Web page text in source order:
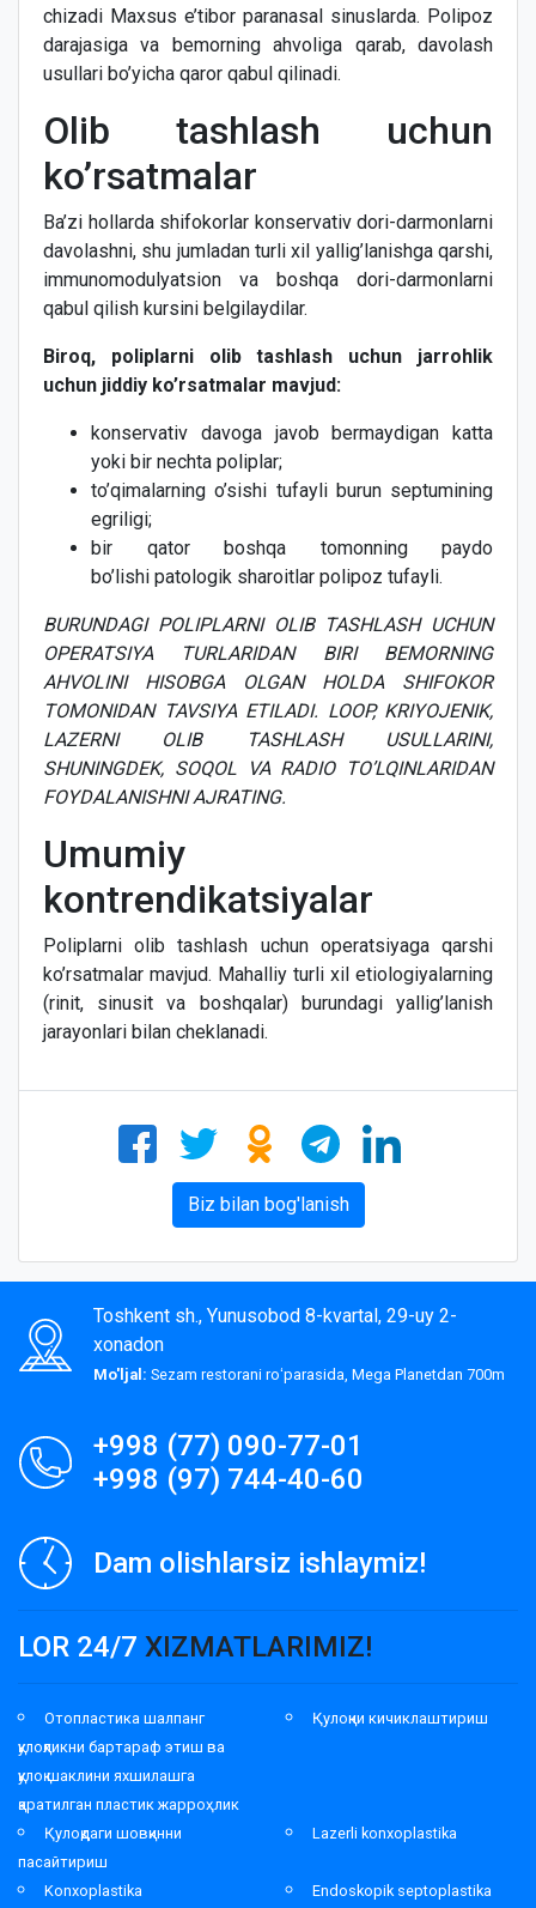
chizadi Maxsus e’tibor paranasal sinuslarda. Polipoz
darajasiga va bemorning ahvoliga qarab, davolash
usullari bo’yicha qaror qabul qilinadi.
Olib tashlash uchun
ko’rsatmalar
Ba’zi hollarda shifokorlar konservativ dori-darmonlarni
davolashni, shu jumladan turli xil yallig’lanishga qarshi,
immunomodulyatsion va boshqa dori-darmonlarni
qabul qilish kursini belgilaydilar.
Biroq, poliplarni olib tashlash uchun jarrohlik
uchun jiddiy ko’rsatmalar mavjud:
konservativ davoga javob bermaydigan katta
yoki bir nechta poliplar;
to’qimalarning o’sishi tufayli burun septumining
egriligi;
bir qator boshqa tomonning paydo
bo’lishi patologik sharoitlar polipoz tufayli.
BURUNDAGI POLIPLARNI OLIB TASHLASH UCHUN
OPERATSIYA TURLARIDAN BIRI BEMORNING
AHVOLINI HISOBGA OLGAN HOLDA SHIFOKOR
TOMONIDAN TAVSIYA ETILADI. LOOP, KRIYOJENIK,
LAZERNI OLIB TASHLASH USULLARINI,
SHUNINGDEK, SOQOL VA RADIO TO’LQINLARIDAN
FOYDALANISHNI AJRATING.
Umumiy
kontrendikatsiyalar
Poliplarni olib tashlash uchun operatsiyaga qarshi
ko’rsatmalar mavjud. Mahalliy turli xil etiologiyalarning
(rinit, sinusit va boshqalar) burundagi yallig’lanish
jarayonlari bilan cheklanadi.
Biz bilan bog'lanish
Toshkent sh., Yunusobod 8-kvartal, 29-uy 2-
xonadon
Mo'ljal: Sezam restorani roʻparasida, Mega Planetdan 700m
+998 (77) 090-77-01
+998 (97) 744-40-60
Dam olishlarsiz ishlaymiz!
LOR 24/7 XIZMATLARIMIZ!
Отопластика шалпанг
қулоқликни бартараф этиш ва
қулоқ шаклини яхшилашга
қаратилган пластик жарроҳлик
Қулоқни кичиклаштириш
Қулоқдаги шовқинни
пасайтириш
Lazerli konxoplastika
Konxoplastika Endoskopik septoplastika